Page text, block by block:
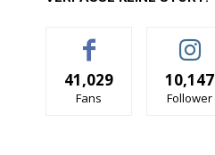
41,029
Fans
10,147
Follower